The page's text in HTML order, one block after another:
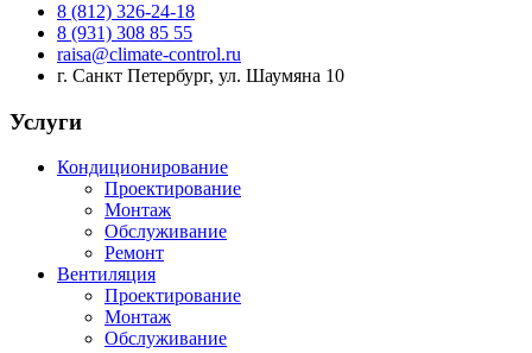
8 (812) 326-24-18
8 (931) 308 85 55
raisa@climate-control.ru
г. Санкт Петербург, ул. Шаумяна 10
Услуги
Кондиционирование
Проектирование
Монтаж
Обслуживание
Ремонт
Вентиляция
Проектирование
Монтаж
Обслуживание